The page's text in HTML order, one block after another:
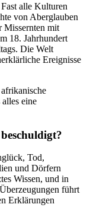
alle Kulturen
von Aberglauben
Missernten mit
18. Jahrhundert
Die Welt
Ereignisse
eine
Tod,
und Dörfern
Wissen, und in
führt
Erklärungen